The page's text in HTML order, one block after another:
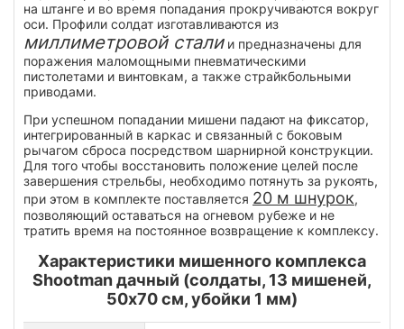
на штанге и во время попадания прокручиваются вокруг
оси. Профили солдат изготавливаются из
миллиметровой сталии предназначены для
поражения маломощными пневматическими
пистолетами и винтовкам, а также страйкбольными
приводами.
При успешном попадании мишени падают на фиксатор,
интегрированный в каркас и связанный с боковым
рычагом сброса посредством шарнирной конструкции.
Для того чтобы восстановить положение целей после
завершения стрельбы, необходимо потянуть за рукоять,
при этом в комплекте поставляется 20 м шнурок,
позволяющий оставаться на огневом рубеже и не
тратить время на постоянное возвращение к комплексу.
Характеристики мишенного комплекса
Shootman дачный (солдаты, 13 мишеней,
50x70 см, убойки 1 мм)